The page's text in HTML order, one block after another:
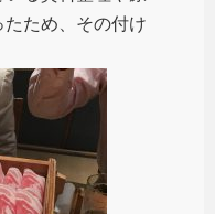
ため、その付け